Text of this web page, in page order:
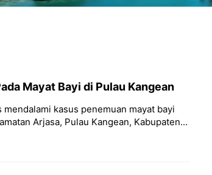
Mayat Bayi di Pulau Kangean
kasus penemuan mayat bayi
Arjasa, Pulau Kangean, Kabupaten...